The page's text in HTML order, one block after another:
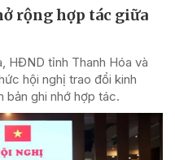
rộng hợp tác giữa
HĐND tỉnh Thanh Hóa và
hội nghị trao đổi kinh
bản ghi nhớ hợp tác.